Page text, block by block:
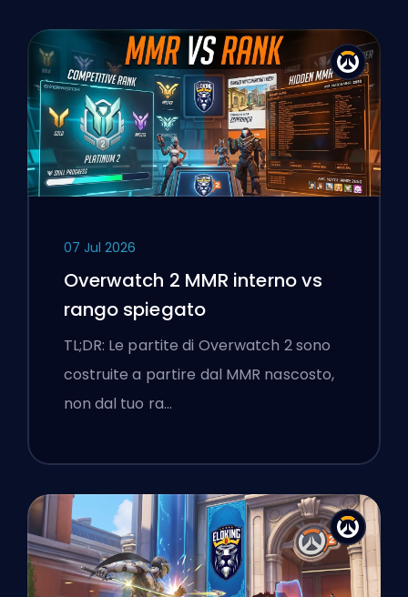
07 Jul 2026
Overwatch 2 MMR interno vs
rango spiegato
TL;DR: Le partite di Overwatch 2 sono
costruite a partire dal MMR nascosto,
non dal tuo ra…